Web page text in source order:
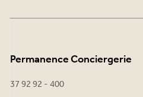
Permanence Conciergerie
37 92 92 - 400